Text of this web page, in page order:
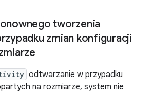
tworzenia
zmian konfiguracji
odtwarzanie w przypadku
na rozmiarze, system nie